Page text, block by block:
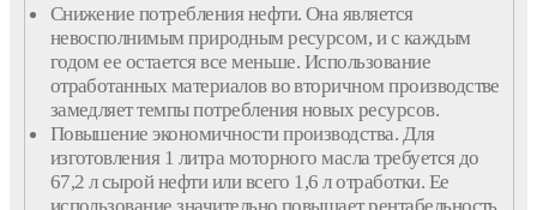
Снижение потребления нефти. Она является
невосполнимым природным ресурсом, и с каждым
годом ее остается все меньше. Использование
отработанных материалов во вторичном производстве
замедляет темпы потребления новых ресурсов.
Повышение экономичности производства. Для
изготовления 1 литра моторного масла требуется до
67,2 л сырой нефти или всего 1,6 л отработки. Ее